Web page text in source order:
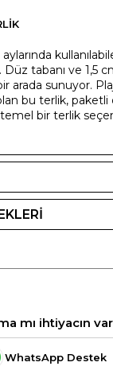
tabanı ve 1,5
bir arada sunuyor.
bu terlik, paketli
temel bir terlik
mı ihtiyacın
WhatsApp Destek